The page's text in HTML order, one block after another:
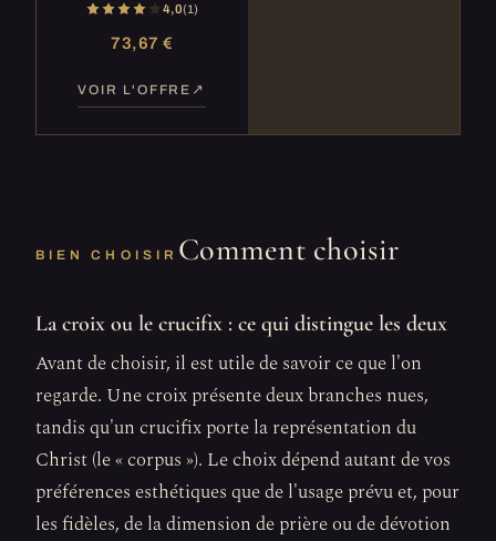
4,0(1)
73,67 €
VOIR L'OFFRE
BIEN CHOISIR Comment choisir
La croix ou le crucifix : ce qui distingue les deux
Avant de choisir, il est utile de savoir ce que l'on
regarde. Une croix présente deux branches nues,
tandis qu'un crucifix porte la représentation du
Christ (le « corpus »). Le choix dépend autant de vos
préférences esthétiques que de l'usage prévu et, pour
les fidèles, de la dimension de prière ou de dévotion